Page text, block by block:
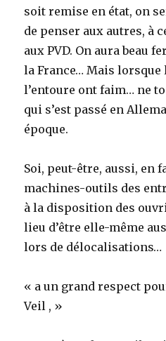
soit remise en état, on
de penser aux autres, à
aux PVD. On aura beau
la France… Mais lorsque
l’entoure ont faim… ne
qui s’est passé en
époque.
Soi, peut-être, aussi, en
machines-outils des
à la disposition des
lieu d’être elle-même
lors de délocalisations…
« a un grand respect
Veil , »